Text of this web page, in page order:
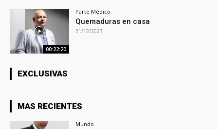
00:22:20
Parte Médico
Quemaduras en casa
21/12/2023
EXCLUSIVAS
MAS RECIENTES
Mundo